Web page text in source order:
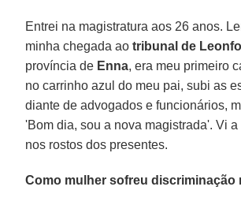
Entrei na magistratura aos 26 anos.
minha chegada aotribunal de
província de Enna, era meu primeiro
no carrinho azul do meu pai, subi as
diante de advogados e funcionários,
'Bom dia, sou a nova magistrada'. Vi
nos rostos dos presentes.
Como mulher sofreu discriminação